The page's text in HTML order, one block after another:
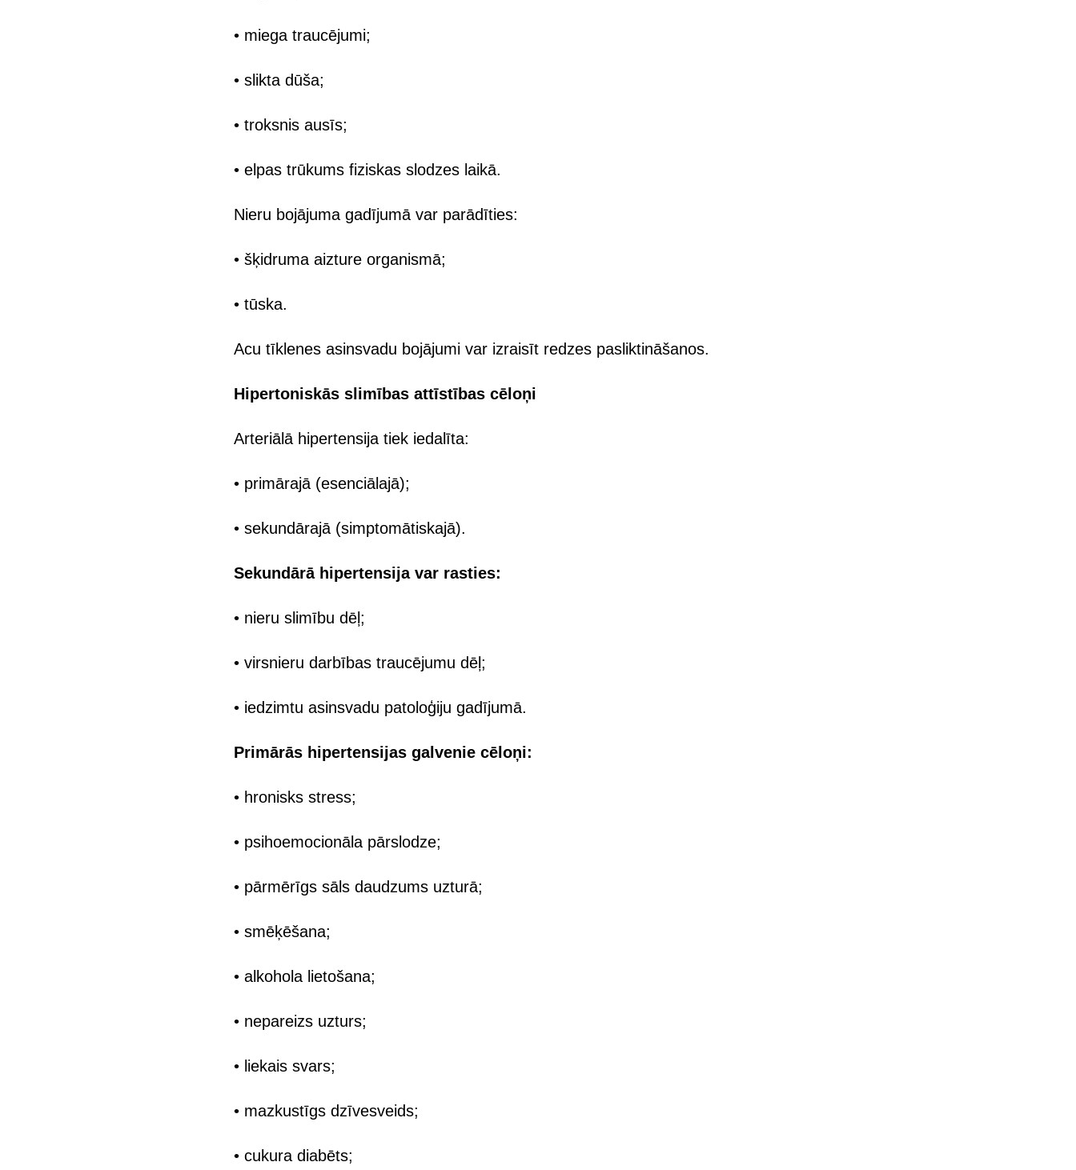
• miega traucējumi;
• slikta dūša;
• troksnis ausīs;
• elpas trūkums fiziskas slodzes laikā.
Nieru bojājuma gadījumā var parādīties:
• šķidruma aizture organismā;
• tūska.
Acu tīklenes asinsvadu bojājumi var izraisīt redzes pasliktināšanos.
Hipertoniskās slimības attīstības cēloņi
Arteriālā hipertensija tiek iedalīta:
• primārajā (esenciālajā);
• sekundārajā (simptomātiskajā).
Sekundārā hipertensija var rasties:
• nieru slimību dēļ;
• virsnieru darbības traucējumu dēļ;
• iedzimtu asinsvadu patoloģiju gadījumā.
Primārās hipertensijas galvenie cēloņi:
• hronisks stress;
• psihoemocionāla pārslodze;
• pārmērīgs sāls daudzums uzturā;
• smēķēšana;
• alkohola lietošana;
• nepareizs uzturs;
• liekais svars;
• mazkustīgs dzīvesveids;
• cukura diabēts;